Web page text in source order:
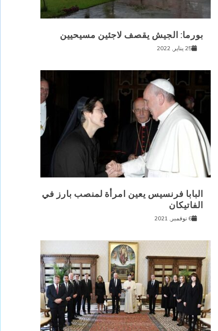
بورما: الجيش يقصف لاجئين مسيحيين
25 يناير, 2022
البابا فرنسيس يعين امرأة لمنصب بارز في
الفاتيكان
6 نوفمبر, 2021